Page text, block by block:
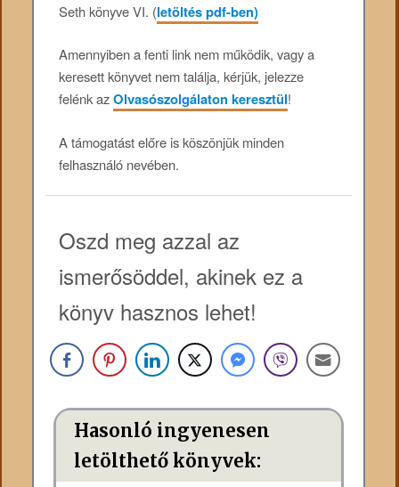
Seth könyve VI. (letöltés pdf-ben)
Amennyiben a fenti link nem működik, vagy a
keresett könyvet nem találja, kérjük, jelezze
felénk azOlvasószolgálaton keresztül!
A támogatást előre is köszönjük minden
felhasználó nevében.
Oszd meg azzal az
ismerősöddel, akinek ez a
könyv hasznos lehet!
Hasonló ingyenesen
letölthető könyvek: